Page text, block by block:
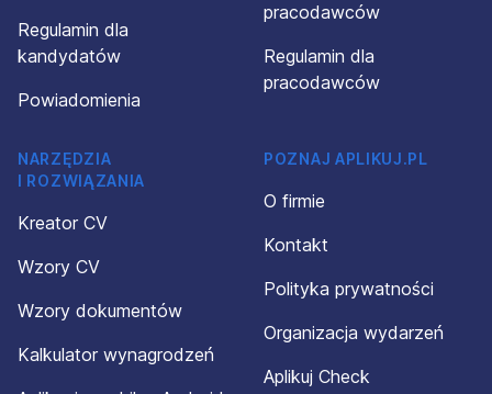
Regulamin dla
kandydatów
Powiadomienia
pracodawców
Regulamin dla
pracodawców
NARZĘDZIA
I ROZWIĄZANIA
Kreator CV
Wzory CV
Wzory dokumentów
Kalkulator wynagrodzeń
POZNAJ APLIKUJ.PL
O firmie
Kontakt
Polityka prywatności
Organizacja wydarzeń
Aplikuj Check